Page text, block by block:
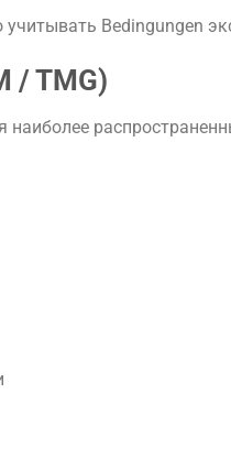
учитывать Bedingungen
/TMG)
наиболее